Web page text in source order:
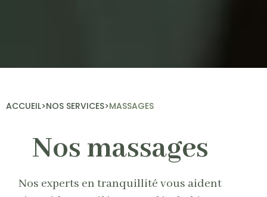
ACCUEIL>NOS SERVICES>MASSAGES
Nos massages
Nos experts en tranquillité vous aident